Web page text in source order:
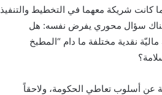
كانت شريكة معهما في التخطيط والتنفيذ
سؤال محوري يفرض نفسه: هل
نقدية مختلفة ما دام “المطبخ
أسلوب تعاطي الحكومة، ولاحقاً